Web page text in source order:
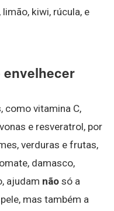
kiwi, rúcula, e
envelhecer
como vitamina C,
e resveratrol, por
verduras e frutas,
damasco,
ajudam não só a
mas também a